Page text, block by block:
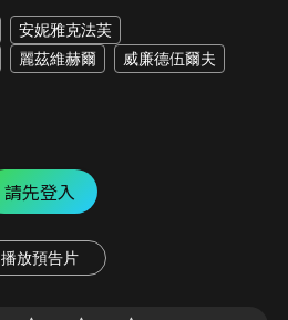
安妮雅克法芙
麗茲維赫爾 威廉德伍爾夫
請先登入
播放預告片